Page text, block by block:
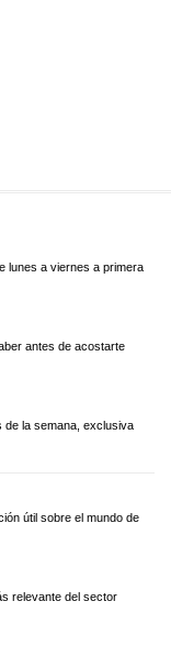
lunes a viernes a primera
antes de acostarte
de la semana, exclusiva
útil sobre el mundo de
relevante del sector